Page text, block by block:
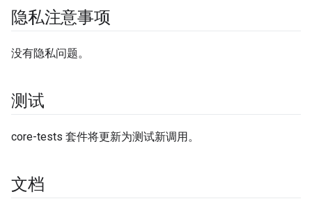
隐私注意事项
没有隐私问题。
测试
core-tests 套件将更新为测试新调用。
文档